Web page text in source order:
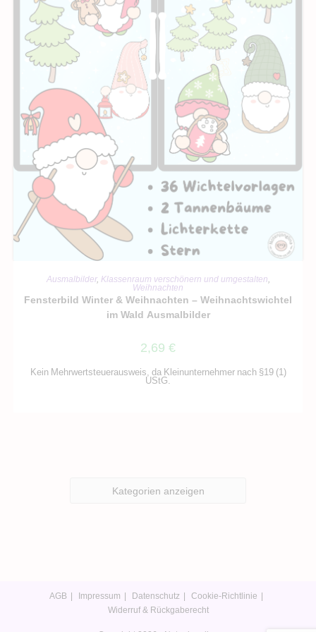
IN DEN WARENKORB
Ausmalbilder, Klassenraum verschönern und umgestalten,
Weihnachten
Fensterbild Winter & Weihnachten – Weihnachtswichtel
im Wald Ausmalbilder
2,69 €
Kein Mehrwertsteuerausweis, da Kleinunternehmer nach §19 (1)
UStG.
Kategorien anzeigen
AGB Impressum Datenschutz
Cookie-Richtlinie
Widerruf & Rückgaberecht